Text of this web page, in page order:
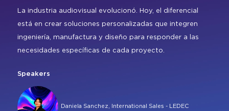
Exhibe con nosotros
Mezzanine
Planta de Exposición
Expositores
Pro Training
Beijing
Sydney (Integrate)
Regístrate
Buscar
La industria audiovisual evolucionó. Hoy, el diferencial
está en crear soluciones personalizadas que integren
ingeniería, manufactura y diseño para responder a las
necesidades específicas de cada proyecto.
Speakers
Daniela Sanchez, International Sales - LEDEC